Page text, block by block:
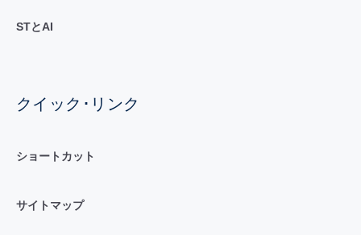
STとAI
クイック･リンク
ショートカット
サイトマップ